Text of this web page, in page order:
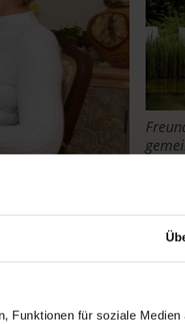
Funktionen für soziale Medien